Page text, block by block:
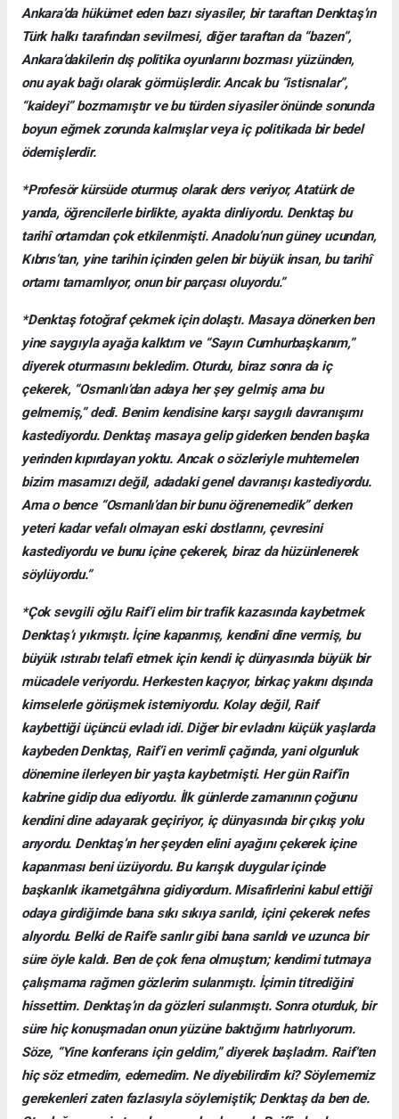
Ankara’da hükümet eden bazı siyasiler, bir taraftan Denktaş’ın
Türk halkı tarafından sevilmesi, diğer taraftan da “bazen”,
Ankara’dakilerin dış politika oyunlarını bozması yüzünden,
onu ayak bağı olarak görmüşlerdir. Ancak bu “istisnalar”,
“kaideyi” bozmamıştır ve bu türden siyasiler önünde sonunda
boyun eğmek zorunda kalmışlar veya iç politikada bir bedel
ödemişlerdir.
*Profesör kürsüde oturmuş olarak ders veriyor, Atatürk de
yanda, öğrencilerle birlikte, ayakta dinliyordu. Denktaş bu
tarihî ortamdan çok etkilenmişti. Anadolu’nun güney ucundan,
Kıbrıs’tan, yine tarihin içinden gelen bir büyük insan, bu tarihî
ortamı tamamlıyor, onun bir parçası oluyordu.”
*Denktaş fotoğraf çekmek için dolaştı. Masaya dönerken ben
yine saygıyla ayağa kalktım ve “Sayın Cumhurbaşkanım,”
diyerek oturmasını bekledim. Oturdu, biraz sonra da iç
çekerek, “Osmanlı’dan adaya her şey gelmiş ama bu
gelmemiş,” dedi. Benim kendisine karşı saygılı davranışımı
kastediyordu. Denktaş masaya gelip giderken benden başka
yerinden kıpırdayan yoktu. Ancak o sözleriyle muhtemelen
bizim masamızı değil, adadaki genel davranışı kastediyordu.
Ama o bence “Osmanlı’dan bir bunu öğrenemedik” derken
yeteri kadar vefalı olmayan eski dostlarını, çevresini
kastediyordu ve bunu içine çekerek, biraz da hüzünlenerek
söylüyordu.”
*Çok sevgili oğlu Raif’i elim bir trafik kazasında kaybetmek
Denktaş’ı yıkmıştı. İçine kapanmış, kendini dine vermiş, bu
büyük ıstırabı telafi etmek için kendi iç dünyasında büyük bir
mücadele veriyordu. Herkesten kaçıyor, birkaç yakını dışında
kimselerle görüşmek istemiyordu. Kolay değil, Raif
kaybettiği üçüncü evladı idi. Diğer bir evladını küçük yaşlarda
kaybeden Denktaş, Raif’i en verimli çağında, yani olgunluk
dönemine ilerleyen bir yaşta kaybetmişti. Her gün Raif’in
kabrine gidip dua ediyordu. İlk günlerde zamanının çoğunu
kendini dine adayarak geçiriyor, iç dünyasında bir çıkış yolu
arıyordu. Denktaş’ın her şeyden elini ayağını çekerek içine
kapanması beni üzüyordu. Bu karışık duygular içinde
başkanlık ikametgâhına gidiyordum. Misafirlerini kabul ettiği
odaya girdiğimde bana sıkı sıkıya sarıldı, içini çekerek nefes
alıyordu. Belki de Raif’e sarılır gibi bana sarıldı ve uzunca bir
süre öyle kaldı. Ben de çok fena olmuştum; kendimi tutmaya
çalışmama rağmen gözlerim sulanmıştı. İçimin titrediğini
hissettim. Denktaş’ın da gözleri sulanmıştı. Sonra oturduk, bir
süre hiç konuşmadan onun yüzüne baktığımı hatırlıyorum.
Söze, “Yine konferans için geldim,” diyerek başladım. Raif’ten
hiç söz etmedim, edemedim. Ne diyebilirdim ki? Söylememiz
gerekenleri zaten fazlasıyla söylemiştik; Denktaş da ben de.